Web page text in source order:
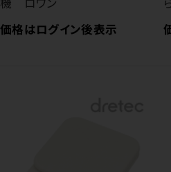
価格はログイン後表示